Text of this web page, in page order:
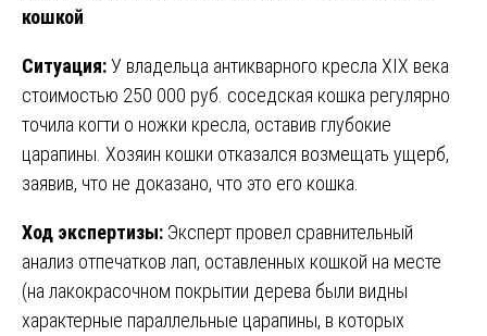
кошкой
Ситуация:У владельца антикварного кресла XIX века
стоимостью 250 000 руб. соседская кошка регулярно
точила когти о ножки кресла, оставив глубокие
царапины. Хозяин кошки отказался возмещать ущерб,
заявив, что не доказано, что это его кошка.
Ход экспертизы: Эксперт провел сравнительный
анализ отпечатков лап, оставленных кошкой на месте
(на лакокрасочном покрытии дерева были видны
характерные параллельные царапины, в которых